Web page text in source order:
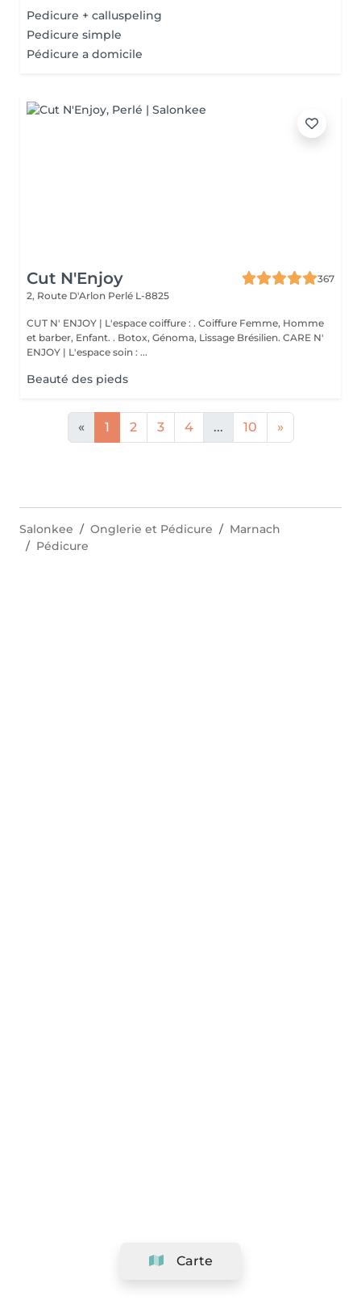
Pedicure + calluspeling
Pedicure simple
Pédicure a domicile
Cut N'Enjoy
367
2, Route D'Arlon Perlé L-8825
CUT N' ENJOY | L'espace coiffure : . Coiffure Femme, Homme
et barber, Enfant. . Botox, Génoma, Lissage Brésilien. CARE N'
ENJOY | L'espace soin : ...
Beauté des pieds
« 1 2 3 4 ... 10 »
Carte
Salonkee Onglerie et Pédicure
Marnach
Pédicure